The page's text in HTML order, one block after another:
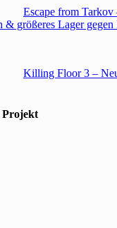
Escape from Tarkov
& größeres Lager gegen
Killing Floor 3 –
Projekt